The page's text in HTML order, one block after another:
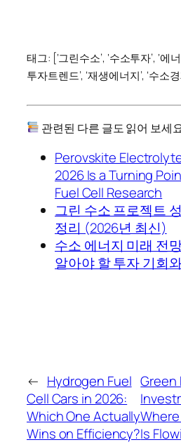
태그: [‘그린수소’, ‘수소투자’, ‘에
투자트렌드’, ‘재생에너지’, ‘수소경
관련된 다른 글도 읽어 보세
Perovskite
2026 Is a Turning
Fuel Cell Research
그린 수소 프로젝트
정리 (2026년 최신)
수소 에너지 미래 전
알아야 할 투자 기회
← Hydrogen Fuel
Cell Cars in 2026:
Which One Actually
Wins on Efficiency?
Green
Is